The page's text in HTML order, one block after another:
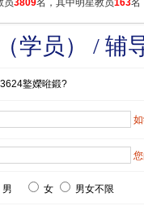
员3809名，其中明星教员163名
学员） / 辅
鐜嬫暀鍛?
男 女 男女不限